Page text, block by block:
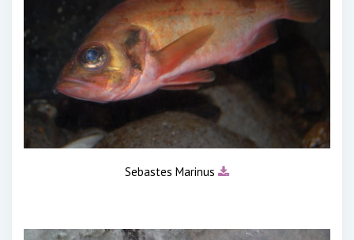
Sebastes Marinus